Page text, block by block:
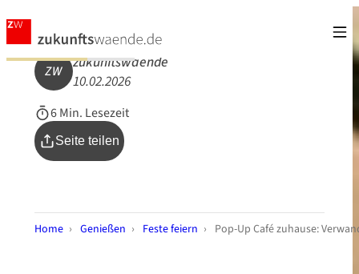
ZW
zukunftswaende
10.02.2026
6 Min. Lesezeit
Seite teilen
Home › Genießen › Feste feiern › Pop-Up Café zuhause: